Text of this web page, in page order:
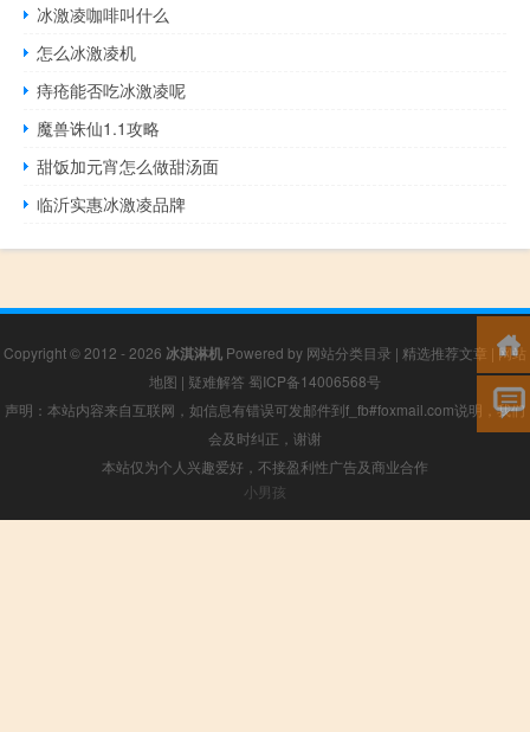
冰激凌咖啡叫什么
怎么冰激凌机
痔疮能否吃冰激凌呢
魔兽诛仙1.1攻略
甜饭加元宵怎么做甜汤面
临沂实惠冰激凌品牌
Copyright © 2012 - 2026 冰淇淋机 Powered by 网站分类目录 | 精选推荐文章 |网站
地图 | 疑难解答 蜀ICP备14006568号
声明：本站内容来自互联网，如信息有错误可发邮件到f_fb#foxmail.com说明，我们
会及时纠正，谢谢
本站仅为个人兴趣爱好，不接盈利性广告及商业合作
小男孩